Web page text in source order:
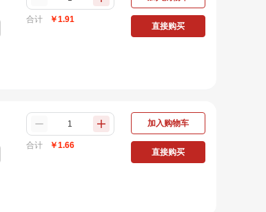
合计 ￥1.91
直接购买
合计 ￥1.66
加入购物车
直接购买